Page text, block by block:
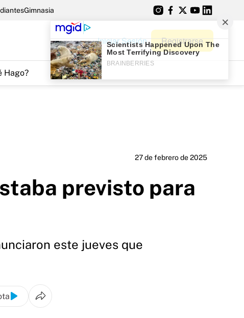
Gimnasia
Iniciar Sesión Registrarse
Hago?
27 de febrero de 2025
previsto para
este jueves que